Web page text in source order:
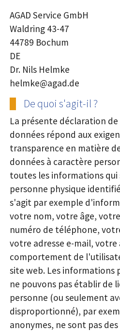
AGAD Service GmbH
Waldring 43-47
44789 Bochum
DE
Dr. Nils Helmke
helmke@agad.de
De quoi s'agit-il ?
La présente déclaration
données répond aux
transparence en matière
données à caractère
toutes les informations
personne physique
s'agit par exemple
votre nom, votre âge,
numéro de téléphone,
votre adresse e-mail, votre
comportement de
site web. Les informations
ne pouvons pas établir de
personne (ou seulement
disproportionné), par
anonymes, ne sont pas